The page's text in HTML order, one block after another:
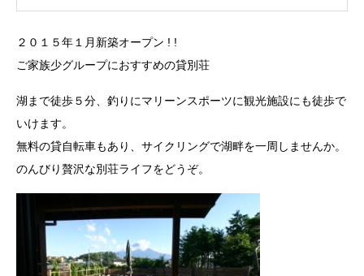
２０１５年１月新築オープン ! !
ご家族少グループにおすすめの貸別荘
湖まで徒歩５分、釣りにマリーンスポーツに観光施設にも徒歩で
いけます。
無料の貸自転車もあり、サイクリングで湖畔を一周しませんか。
のんびり贅沢な別荘ライフをどうぞ。